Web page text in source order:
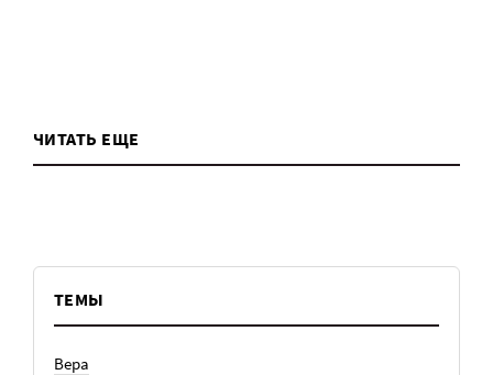
ЧИТАТЬ ЕЩЕ
ТЕМЫ
Вера